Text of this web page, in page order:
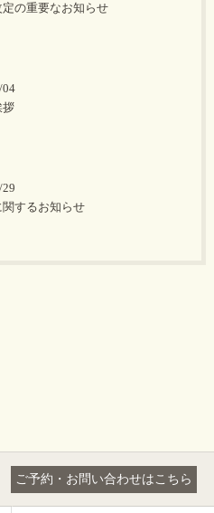
の重要なお知らせ
04
拶
するお知らせ
ご予約・お問い合わせはこちら